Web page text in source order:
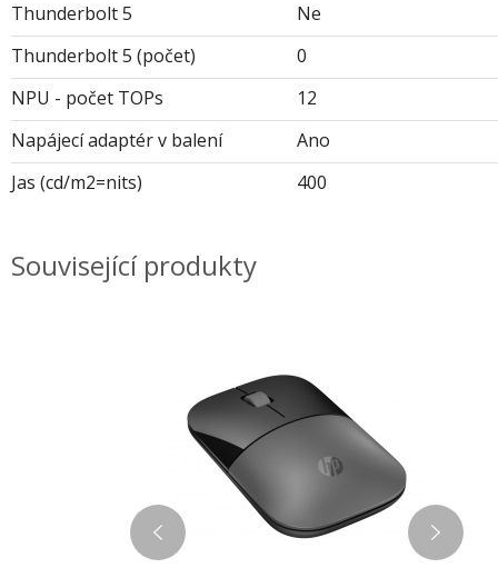
Thunderbolt 5
Ne
Thunderbolt 5 (počet)
0
NPU - počet TOPs
12
Napájecí adaptér v balení
Ano
Jas (cd/m2=nits)
400
Související produkty